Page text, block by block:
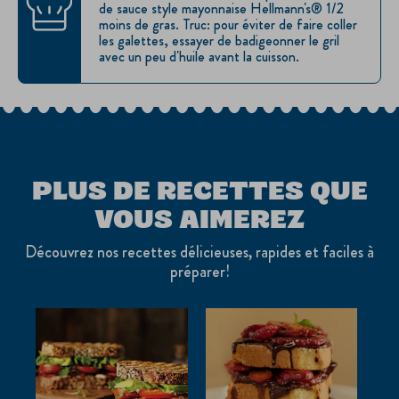
de sauce style mayonnaise Hellmann's® 1/2
moins de gras. Truc: pour éviter de faire coller
les galettes, essayer de badigeonner le gril
avec un peu d'huile avant la cuisson.
PLUS DE RECETTES QUE
VOUS AIMEREZ
Découvrez nos recettes délicieuses, rapides et faciles à
préparer!